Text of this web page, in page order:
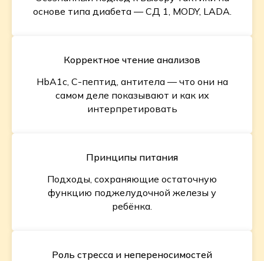
основе типа диабета — СД 1, MODY, LADA.
Корректное чтение анализов
HbA1c, С-пептид, антитела — что они на
самом деле показывают и как их
интерпретировать
Принципы питания
Подходы, сохраняющие остаточную
функцию поджелудочной железы у
ребёнка.
Роль стресса и непереносимостей